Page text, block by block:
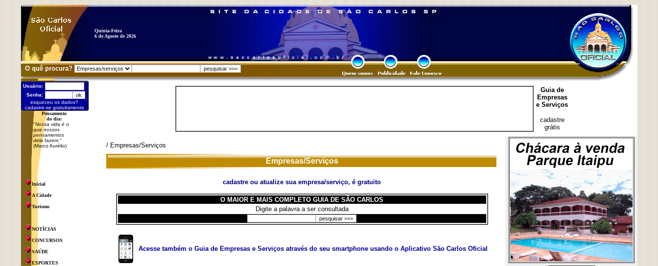
Quinta-Feira
6 de Agosto de 2026
O quê procura?
Usuário:
Senha:
esqueceu os dados?
cadastre-se gratuitamente
Pensamento
do dia:
"Nossa vida é o
que nossos
pensamentos
dela fazem. "
(Marco Aurélio)
Inicial
A Cidade
Turismo
NOTÍCIAS
CONCURSOS
SAÚDE
ESPORTES
Guia de
Empresas
e Serviços
cadastre
grátis
/ Empresas/Serviços
Empresas/Serviços
cadastre ou atualize sua empresa/serviço, é gratuito
O MAIOR E MAIS COMPLETO GUIA DE SÃO CARLOS
Digite a palavra a ser consultada
Acesse também o Guia de Empresas e Serviços através do seu smartphone usando o Aplicativo São Carlos Oficial